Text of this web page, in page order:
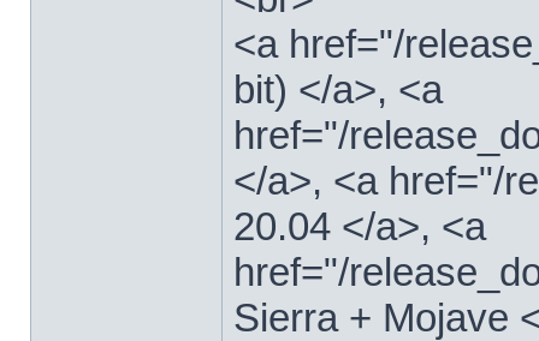
<a href="/
bit) </a>, <a
href="/
</a>, <a href="/
20.04 </a>, <a
href="/
Sierra + Mojave